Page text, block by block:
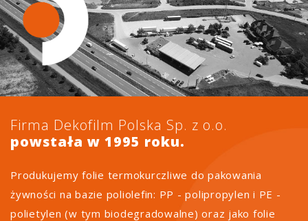
Firma Dekofilm Polska Sp. z o.o.
powstała w 1995 roku.
Produkujemy folie termokurczliwe do pakowania
żywności na bazie poliolefin: PP - polipropylen i PE -
polietylen (w tym biodegradowalne) oraz jako folie